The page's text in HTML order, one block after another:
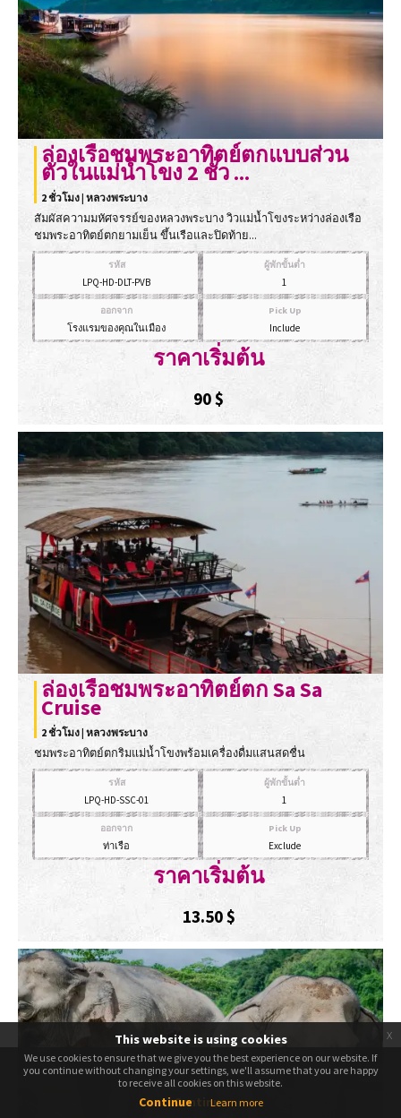
ล่องเรือชมพระอาทิตย์ตกแบบส่วน
ตัวในแม่น้ำโขง 2 ชั่ว ...
2 ชั่วโมง | หลวงพระบาง
สัมผัสความมหัศจรรย์ของหลวงพระบาง วิวแม่น้ำโขงระหว่างล่องเรือ
ชมพระอาทิตย์ตกยามเย็น ขึ้นเรือและปิดท้าย...
รหัส
LPQ-HD-DLT-PVB
ผู้พักขั้นต่ำ
1
ออกจาก
โรงแรมของคุณในเมือง
Pick Up
Include
ราคาเริ่มต้น
90$
ล่องเรือชมพระอาทิตย์ตก Sa Sa
Cruise
2 ชั่วโมง | หลวงพระบาง
ชมพระอาทิตย์ตกริมแม่น้ำโขงพร้อมเครื่องดื่มแสนสดชื่น
รหัส
LPQ-HD-SSC-01
ผู้พักขั้นต่ำ
1
ออกจาก
ท่าเรือ
Pick Up
Exclude
ราคาเริ่มต้น
13.50$
We use cookies to ensure that we give you the best experience on our website. If
you continue without changing your settings, we'll assume that you are happy
to receive all cookies on this website.
Continue
This website is using cookies
We use cookies to ensure that we give you the best experience on our website. If
you continue without changing your settings, we'll assume that you are happy
to receive all cookies on this website.
Continue Learn more
x